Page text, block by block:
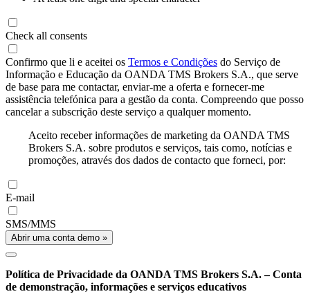
Check all consents
Confirmo que li e aceitei os Termos e Condições do Serviço de
Informação e Educação da OANDA TMS Brokers S.A., que serve
de base para me contactar, enviar-me a oferta e fornecer-me
assistência telefónica para a gestão da conta. Compreendo que posso
cancelar a subscrição deste serviço a qualquer momento.
Aceito receber informações de marketing da OANDA TMS
Brokers S.A. sobre produtos e serviços, tais como, notícias e
promoções, através dos dados de contacto que forneci, por:
E-mail
SMS/MMS
Abrir uma conta demo »
Política de Privacidade da OANDA TMS Brokers S.A. – Conta
de demonstração, informações e serviços educativos